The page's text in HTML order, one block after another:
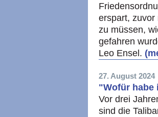
erspart, zuvor
zu müssen,
gefahren
Leo Ensel.
27. August 2024
"Wofür habe
Vor drei
sind die